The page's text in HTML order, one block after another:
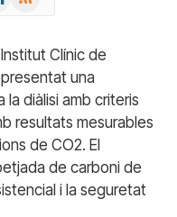
Clínic de
una
diàlisi amb criteris
resultats mesurables
de CO2. El
de carboni de
i la seguretat